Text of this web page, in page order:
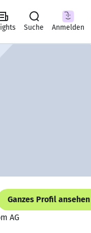
Suche Anmelden
Ganzes Profil ansehen
AG